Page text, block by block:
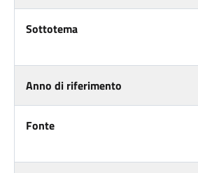
Sottotema
Anno di riferimento
Fonte